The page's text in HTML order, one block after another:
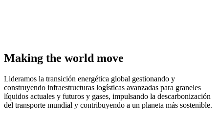
Making the world move
Lideramos la transición energética global gestionando y
construyendo infraestructuras logísticas avanzadas para graneles
líquidos actuales y futuros y gases, impulsando la descarbonización
del transporte mundial y contribuyendo a un planeta más sostenible.